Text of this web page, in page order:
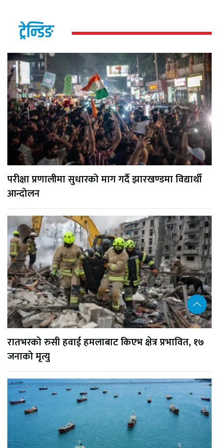
ट्रेन्डिङ
परीक्षा प्रणालीमा सुधारको माग गर्दै झारखण्डमा विद्यार्थी
आन्दोलन
रातभरको रुसी हवाई हमलाबाट किएभ क्षेत्र प्रभावित, १७
जनाको मृत्यु